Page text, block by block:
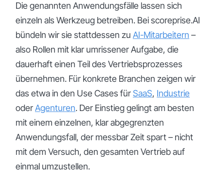
Die genannten Anwendungsfälle lassen sich
einzeln als Werkzeug betreiben. Bei scoreprise.AI
bündeln wir sie stattdessen zu AI-Mitarbeitern –
also Rollen mit klar umrissener Aufgabe, die
dauerhaft einen Teil des Vertriebsprozesses
übernehmen. Für konkrete Branchen zeigen wir
das etwa in den Use Cases fürSaaS, Industrie
oderAgenturen. Der Einstieg gelingt am besten
mit einem einzelnen, klar abgegrenzten
Anwendungsfall, der messbar Zeit spart – nicht
mit dem Versuch, den gesamten Vertrieb auf
einmal umzustellen.